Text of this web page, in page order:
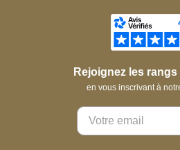
Rejoignez les rangs
en vous inscrivant à